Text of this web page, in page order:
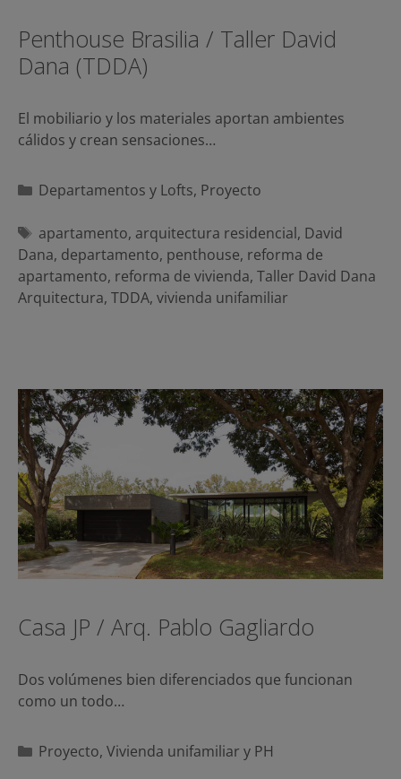
Penthouse Brasilia / Taller David
Dana (TDDA)
El mobiliario y los materiales aportan ambientes
cálidos y crean sensaciones…
Categorías
Departamentos y Lofts, Proyecto
Etiquetas
apartamento, arquitectura residencial, David
Dana, departamento, penthouse, reforma de
apartamento, reforma de vivienda, Taller David Dana
Arquitectura, TDDA, vivienda unifamiliar
Casa JP / Arq. Pablo Gagliardo
Dos volúmenes bien diferenciados que funcionan
como un todo…
Categorías
Proyecto, Vivienda unifamiliar y PH